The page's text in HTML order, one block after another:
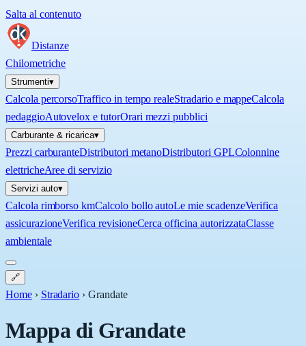
Salta al contenuto
Distanze
Chilometriche
Strumenti▾
Calcola percorsoTraffico in tempo realeStradario e mappeCalcola
pedaggioAutovelox e tutorOrari mezzi pubblici
Carburante & ricarica▾
Prezzi carburanteDistributori metanoDistributori GPLColonnine
elettricheAree di servizio
Servizi auto▾
Calcola rimborso kmCalcolo bollo autoLe mie scadenzeVerifica
assicurazioneVerifica revisioneCerca officina autorizzataClasse
ambientale
🔗
Home › Stradario ›Grandate
Mappa di Grandate